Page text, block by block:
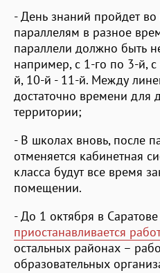
- День знаний пройдет
параллелям в разное
параллели должно быть
например, с 1-го по 3-й,
й, 10-й - 11-й. Между
достаточно времени для
территории;
- В школах вновь, после
отменяется кабинетная
класса будут все время
помещении.
- До 1 октября в
приостанавливается
остальных районах –
образовательных